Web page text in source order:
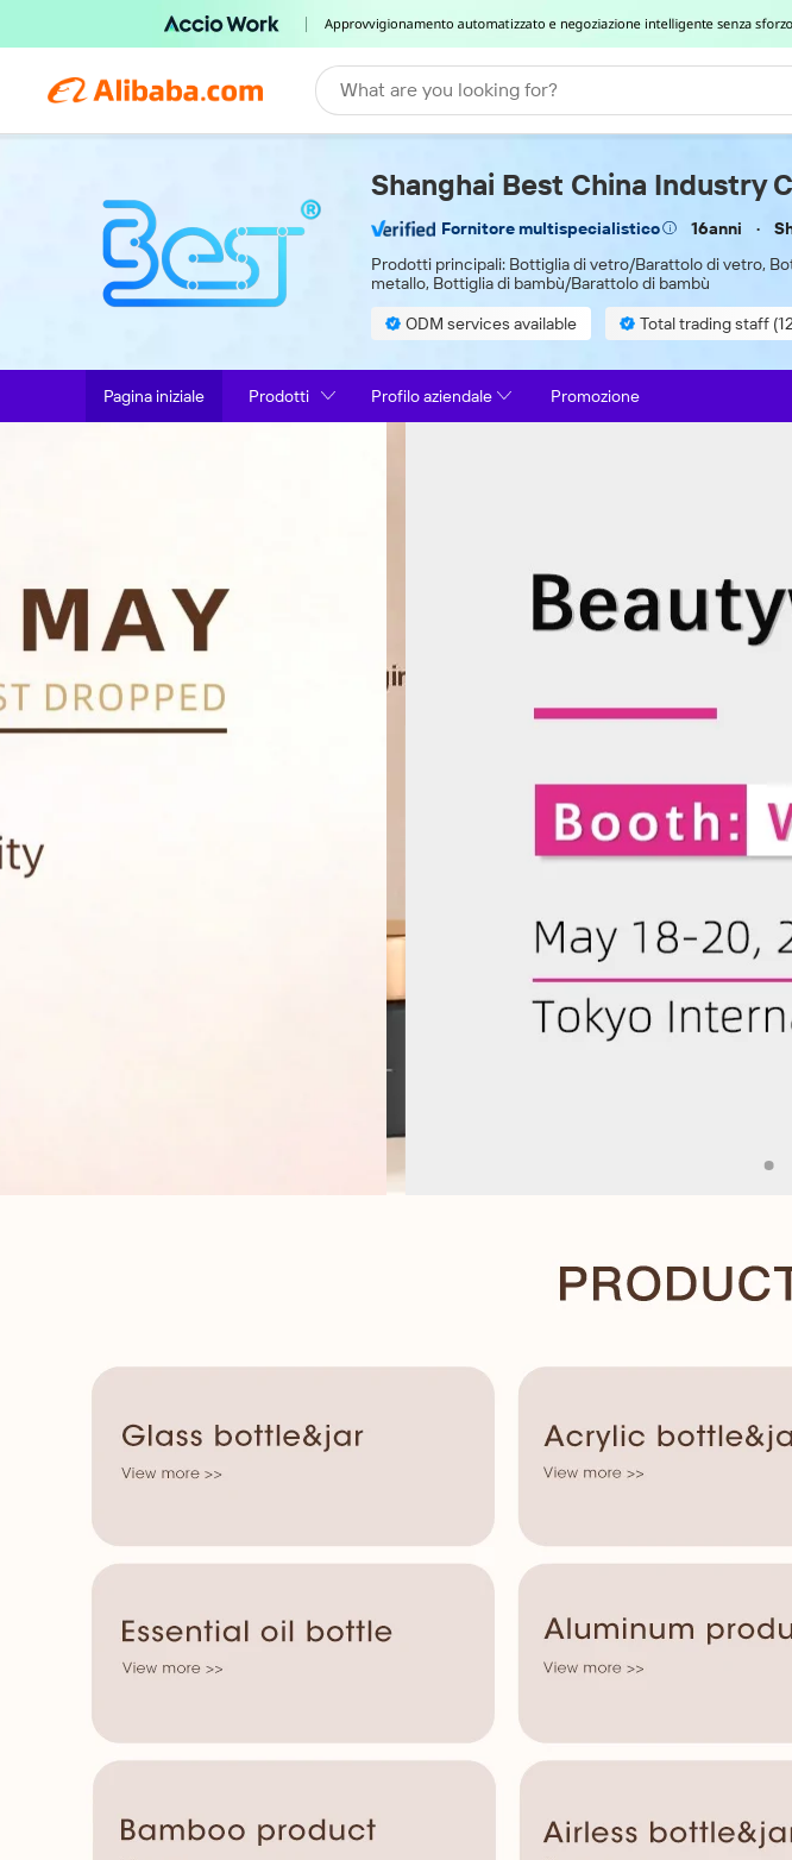
What are you looking for?
Shanghai Best China Industry
Fornitore multispecialistico 16anni
Prodotti principali: Bottiglia di vetro/Barattolo di vetro,
metallo, Bottiglia di bambù/Barattolo di bambù
ODM services available Total trading staff
Pagina iniziale Prodotti Profilo aziendale Promozione